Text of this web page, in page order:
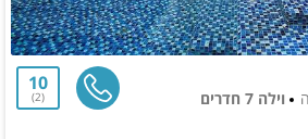
וילה 7 חדרים
10
2